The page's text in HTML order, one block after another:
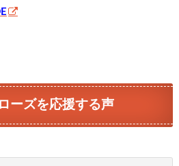
ーズを応援する声